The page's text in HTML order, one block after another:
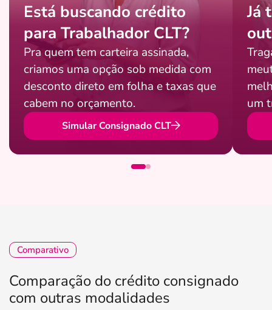
Está buscando crédito
para Trabalhador CLT?
Pra quem tem carteira assinada,
criamos uma opção sob medida com
desconto direto em folha e taxas que
cabem no orçamento.
Simular Consignado CLT
Já
um
Comparativo
Comparação do crédito consignado
com outras modalidades